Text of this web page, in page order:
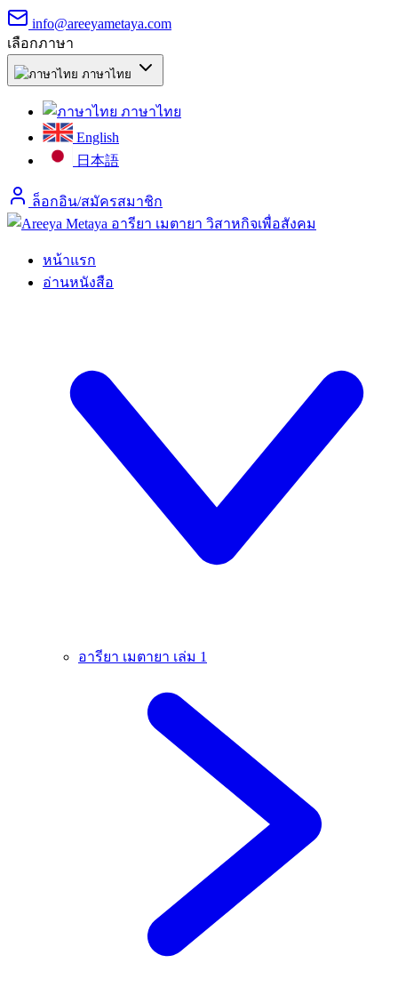
info@areeyametaya.com
เลือกภาษา
ภาษาไทย
ภาษาไทย
English
日本語
ล็อกอิน/สมัครสมาชิก
หน้าแรก
อ่านหนังสือ
อารียา เมตายา เล่ม 1